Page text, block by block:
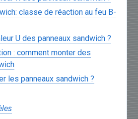
classe de réaction au feu B-
U des panneaux sandwich ?
: comment monter des
les panneaux sandwich ?